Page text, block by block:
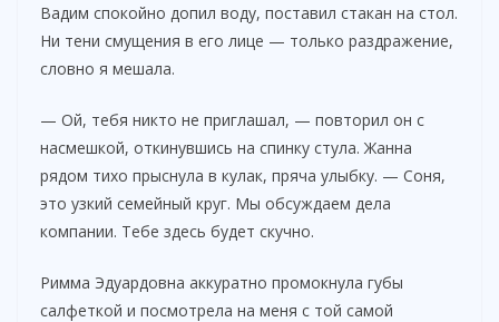
Вадим спокойно допил воду, поставил стакан на стол.
Ни тени смущения в его лице — только раздражение,
словно я мешала.
— Ой, тебя никто не приглашал, — повторил он с
насмешкой, откинувшись на спинку стула. Жанна
рядом тихо прыснула в кулак, пряча улыбку. — Соня,
это узкий семейный круг. Мы обсуждаем дела
компании. Тебе здесь будет скучно.
Римма Эдуардовна аккуратно промокнула губы
салфеткой и посмотрела на меня с той самой